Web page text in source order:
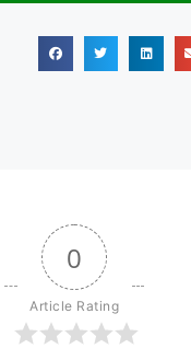
0
Article Rating